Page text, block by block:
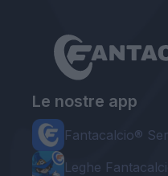
Le nostre app
Fantacalcio®
Leghe